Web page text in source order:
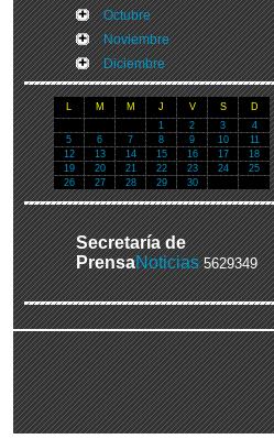
Octubre
Noviembre
Diciembre
L M M J V S
D
1
2 3
4
5
6 7 8 9 10
11
12
13 14 15 16 17
18
19
20 21 22 23 24
25
26
27 28 29 30
Secretaría de
PrensaNoticias 5629349